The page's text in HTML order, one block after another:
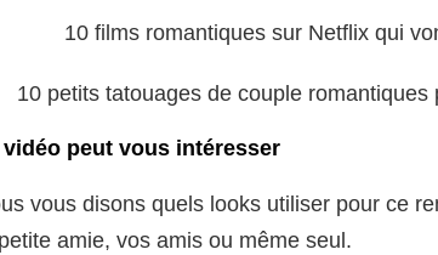
10 films romantiques sur Netflix qui
10 petits tatouages ​​de couple
vidéo peut vous intéresser
vous disons quels looks utiliser pour ce
amie, vos amis ou même seul.